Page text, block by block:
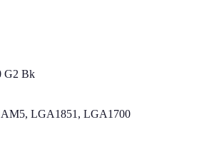
G2 Bk
LGA1851, LGA1700